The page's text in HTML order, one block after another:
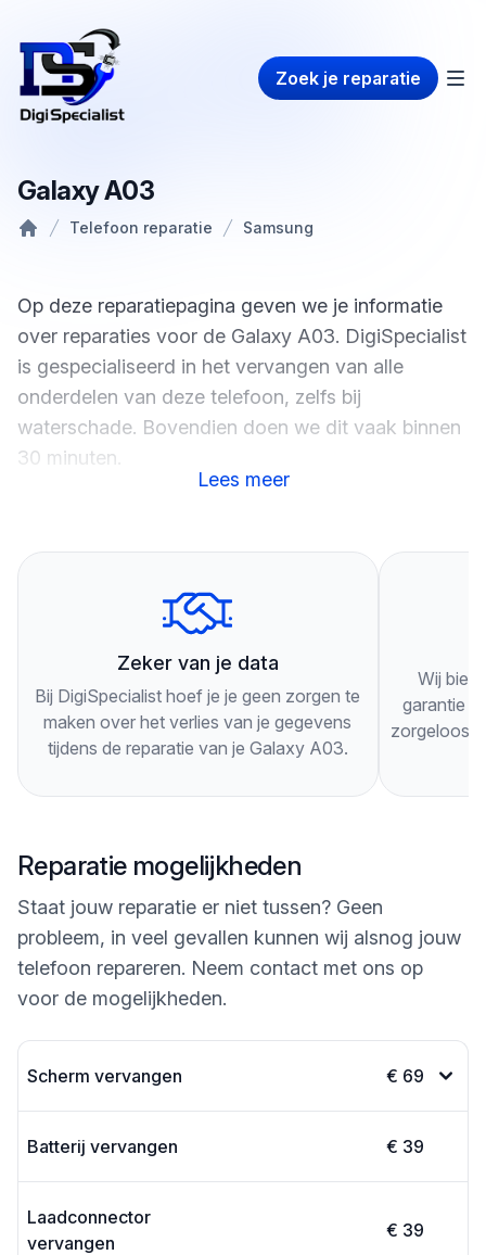
Zoek je reparatie
Galaxy A03
Telefoon reparatie Samsung
Op deze reparatiepagina geven we je informatie
over reparaties voor de Galaxy A03. DigiSpecialist
is gespecialiseerd in het vervangen van alle
onderdelen van deze telefoon, zelfs bij
waterschade. Bovendien doen we dit vaak binnen
30 minuten.
grondig inspecteren en je adviseren over de beste
oplossing voor je specifieke probleem.
Onze technici werken snel en efficiënt, zodat je zo
snel mogelijk weer gebruik kunt maken van je
Galaxy A03. Als je nog vragen hebt of langs wilt
komen, kun je ons altijd bellen of een bericht
sturen via onze website. Wij staan klaar om je te
Lees meer
Zeker van je data
Bij DigiSpecialist hoef je je geen zorgen te
maken over het verlies van je gegevens
tijdens de reparatie van je Galaxy A03.
Wij
garantie
zorgeloos
Reparatie mogelijkheden
Staat jouw reparatie er niet tussen? Geen
probleem, in veel gevallen kunnen wij alsnog jouw
telefoon repareren. Neem contact met ons op
voor de mogelijkheden.
Scherm vervangen € 69
Batterij vervangen € 39
Laadconnector
vervangen
€ 39